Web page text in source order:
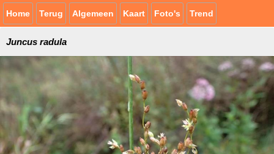
Home Terug Algemeen Kaart Foto's Trend
Juncus radula